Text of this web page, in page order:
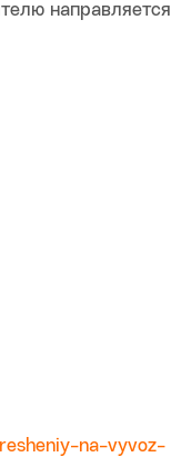
направляется
na-vyvoz-